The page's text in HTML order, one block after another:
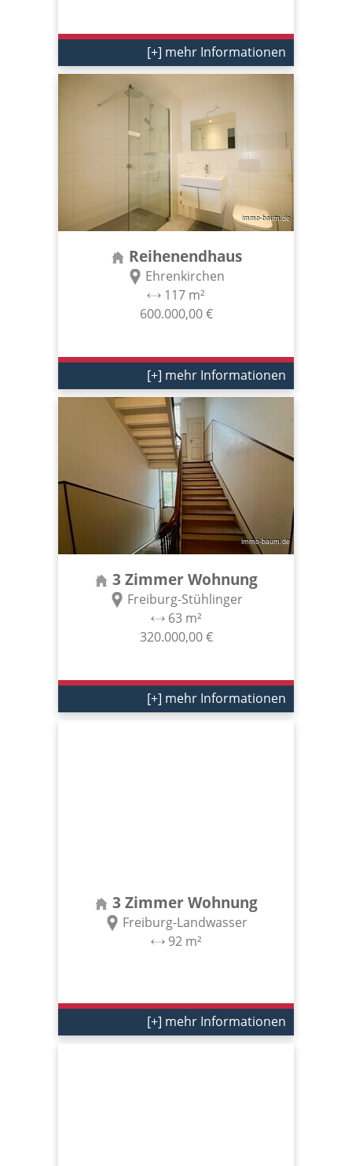
[+] mehr Informationen
Reihenendhaus
Ehrenkirchen
117 m²
600.000,00 €
[+] mehr Informationen
3 Zimmer Wohnung
Freiburg-Stühlinger
63 m²
320.000,00 €
[+] mehr Informationen
3 Zimmer Wohnung
Freiburg-Landwasser
92 m²
[+] mehr Informationen